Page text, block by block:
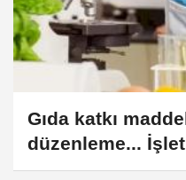
Gıda katkı
düzenleme...
kadar uyum